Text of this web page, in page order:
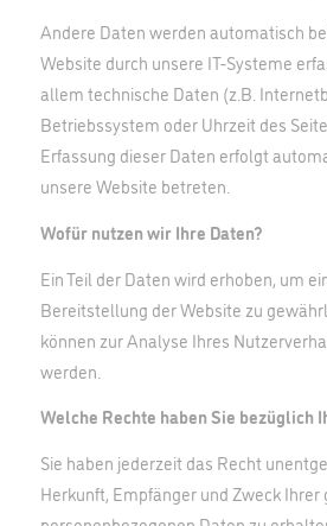
Andere Daten werden automatisch
Website durch unsere IT-Systeme
allem technische Daten (z.B.
Betriebssystem oder Uhrzeit des
Erfassung dieser Daten erfolgt
unsere Website betreten.
Wofür nutzen wir Ihre Daten?
Ein Teil der Daten wird erhoben, um
Bereitstellung der Website zu
können zur Analyse Ihres
werden.
Welche Rechte haben Sie bezüglich
Sie haben jederzeit das Recht
Herkunft, Empfänger und Zweck Ihrer